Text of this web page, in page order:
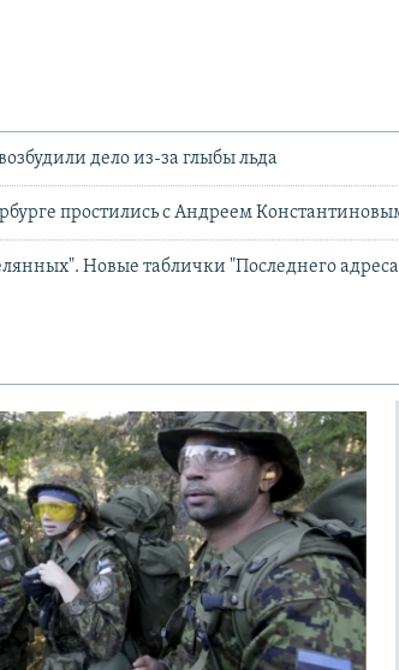
дело из-за глыбы льда
простились с Андреем
Новые таблички "Последнего